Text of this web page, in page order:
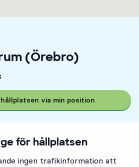
(Örebro)
via min position
för hållplatsen
ingen trafikinformation att